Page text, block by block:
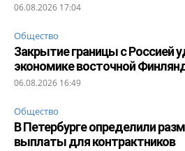
06.08.2026 17:04
Общество
Закрытие границы с Россией
экономике восточной
06.08.2026 16:49
Общество
В Петербурге определили
выплаты для контрактников